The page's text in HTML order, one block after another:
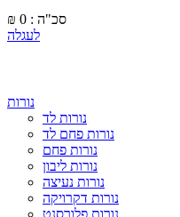
₪
סכ"ה : 0
לעגלה
נורות
נורות לד
נורות פחם לד
נורות פחם
נורות ליבון
נורות נעיצה
נורות דקרויקה